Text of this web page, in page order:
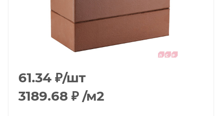
61.34 ₽/шт
3189.68 ₽ /м2